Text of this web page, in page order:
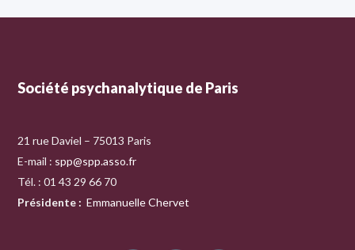
Société psychanalytique de Paris
21 rue Daviel – 75013 Paris
E-mail : spp@spp.asso.fr
Tél. : 01 43 29 66 70
Présidente : Emmanuelle Chervet